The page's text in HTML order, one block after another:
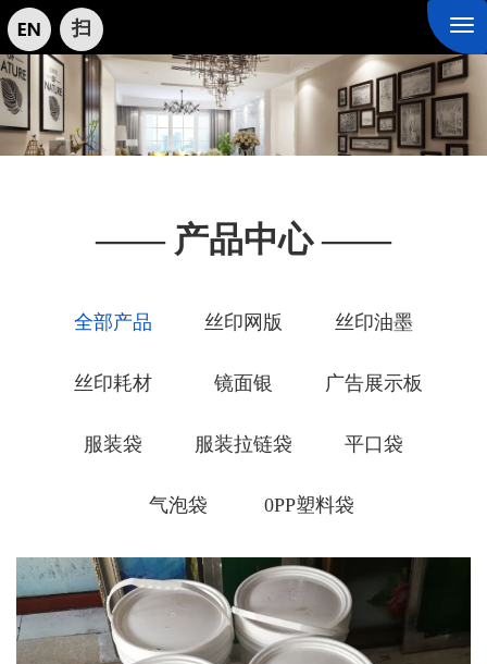
扫
—— 产品中心 ——
全部产品 丝印网版 丝印油墨
丝印耗材 镜面银 广告展示板
服装袋 服装拉链袋 平口袋
气泡袋 0PP塑料袋